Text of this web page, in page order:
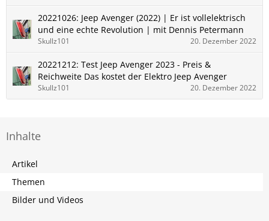
20221026: Jeep Avenger (2022) | Er ist vollelektrisch
und eine echte Revolution | mit Dennis Petermann
Skullz101 20. Dezember 2022
20221212: Test Jeep Avenger 2023 - Preis &
Reichweite Das kostet der Elektro Jeep Avenger
Skullz101 20. Dezember 2022
Inhalte
Artikel
Themen
Bilder und Videos